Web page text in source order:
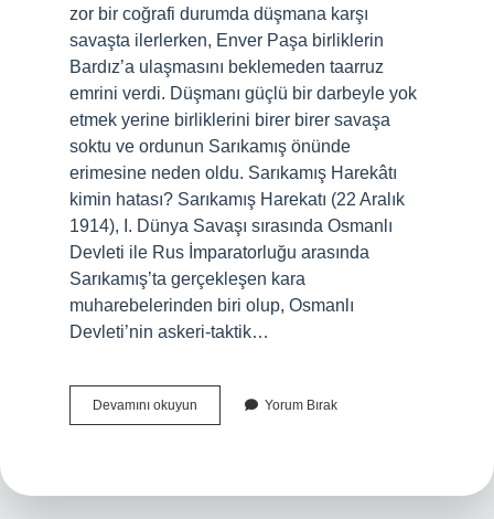
zor bir coğrafi durumda düşmana karşı
savaşta ilerlerken, Enver Paşa birliklerin
Bardız’a ulaşmasını beklemeden taarruz
emrini verdi. Düşmanı güçlü bir darbeyle yok
etmek yerine birliklerini birer birer savaşa
soktu ve ordunun Sarıkamış önünde
erimesine neden oldu. Sarıkamış Harekâtı
kimin hatası? Sarıkamış Harekatı (22 Aralık
1914), I. Dünya Savaşı sırasında Osmanlı
Devleti ile Rus İmparatorluğu arasında
Sarıkamış’ta gerçekleşen kara
muharebelerinden biri olup, Osmanlı
Devleti’nin askeri-taktik…
Devamını okuyun Sarıkamış
Enverin
Yorum Bırak